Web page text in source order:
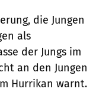
die Jungen
als
der Jungs im
an den Jungen
Hurrikan warnt.